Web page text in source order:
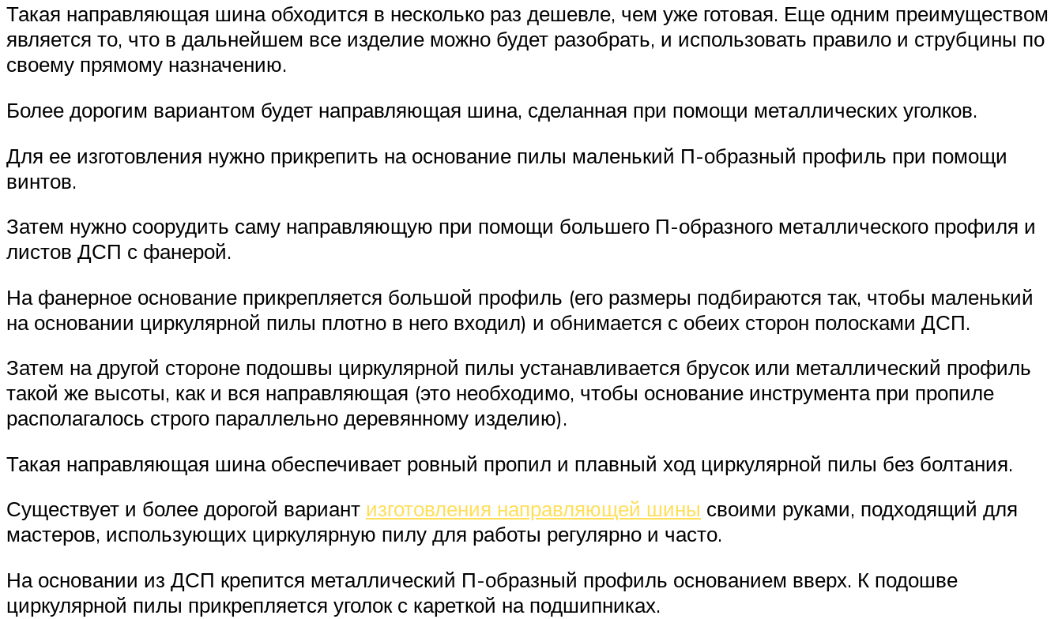
Такая направляющая шина обходится в несколько раз дешевле, чем уже готовая. Еще одним преимуществом
является то, что в дальнейшем все изделие можно будет разобрать, и использовать правило и струбцины по
своему прямому назначению.
Более дорогим вариантом будет направляющая шина, сделанная при помощи металлических уголков.
Для ее изготовления нужно прикрепить на основание пилы маленький П-образный профиль при помощи
винтов.
Затем нужно соорудить саму направляющую при помощи большего П-образного металлического профиля и
листов ДСП с фанерой.
На фанерное основание прикрепляется большой профиль (его размеры подбираются так, чтобы маленький
на основании циркулярной пилы плотно в него входил) и обнимается с обеих сторон полосками ДСП.
Затем на другой стороне подошвы циркулярной пилы устанавливается брусок или металлический профиль
такой же высоты, как и вся направляющая (это необходимо, чтобы основание инструмента при пропиле
располагалось строго параллельно деревянному изделию).
Такая направляющая шина обеспечивает ровный пропил и плавный ход циркулярной пилы без болтания.
Существует и более дорогой вариант изготовления направляющей шины своими руками, подходящий для
мастеров, использующих циркулярную пилу для работы регулярно и часто.
На основании из ДСП крепится металлический П-образный профиль основанием вверх. К подошве
циркулярной пилы прикрепляется уголок с кареткой на подшипниках.